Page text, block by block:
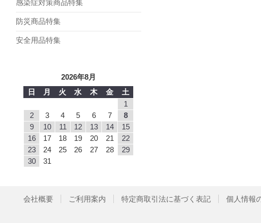
感染症対策商品特集
防災商品特集
安全用品特集
2026年8月
日
月 火 水 木 金
土
1
2
3 4 5 6 7
8
9
10 11 12 13 14
15
16
17 18 19 20 21
22
23
24 25 26 27 28
29
30
31
会社概要 ご利用案内 特定商取引法に基づく表記 個人情報